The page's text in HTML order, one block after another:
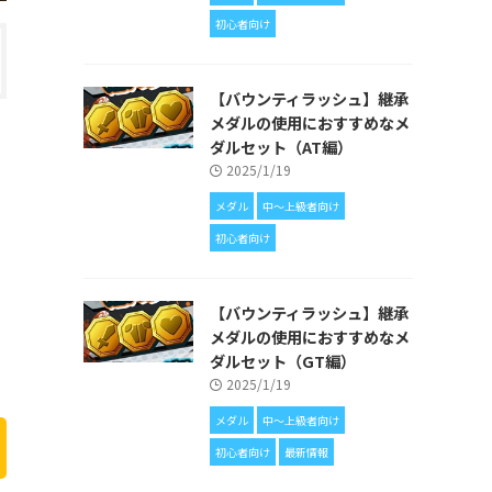
初心者向け
【バウンティラッシュ】継承
メダルの使用におすすめなメ
ダルセット（AT編）
2025/1/19
メダル
中〜上級者向け
初心者向け
【バウンティラッシュ】継承
メダルの使用におすすめなメ
ダルセット（GT編）
2025/1/19
メダル
中〜上級者向け
初心者向け
最新情報